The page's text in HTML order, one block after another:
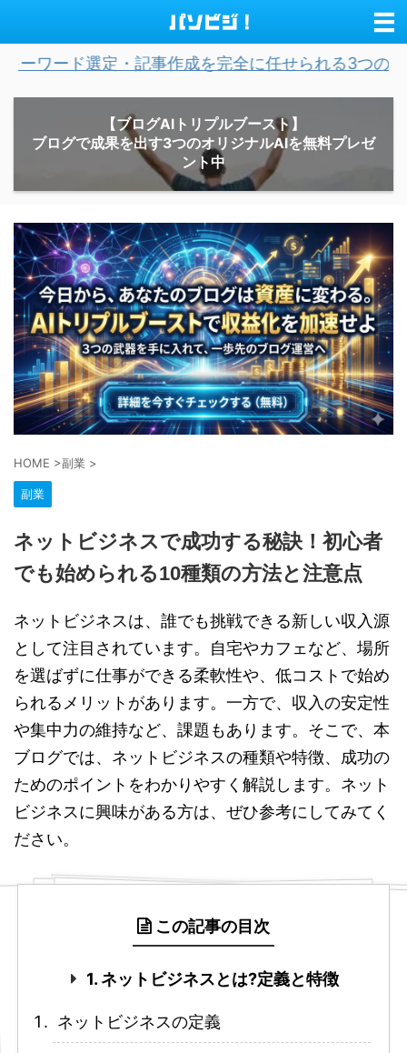
記事作成を完全に任せられる3つのオリジナルAIを
【ブログAIトリプルブースト】
ブログで成果を出す3つのオリジナルAIを無料プレゼ
ント中
HOME >副業 >
副業
ネットビジネスで成功する秘訣！初心者
でも始められる10種類の方法と注意点
ネットビジネスは、誰でも挑戦できる新しい収入源
として注目されています。自宅やカフェなど、場所
を選ばずに仕事ができる柔軟性や、低コストで始め
られるメリットがあります。一方で、収入の安定性
や集中力の維持など、課題もあります。そこで、本
ブログでは、ネットビジネスの種類や特徴、成功の
ためのポイントをわかりやすく解説します。ネット
ビジネスに興味がある方は、ぜひ参考にしてみてく
ださい。
この記事の目次
1. ネットビジネスとは?定義と特徴
ネットビジネスの定義